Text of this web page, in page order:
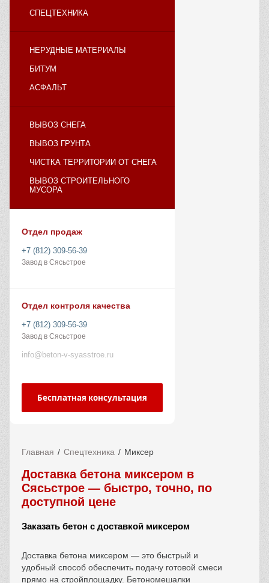
СПЕЦТЕХНИКА
НЕРУДНЫЕ МАТЕРИАЛЫ
БИТУМ
АСФАЛЬТ
ВЫВОЗ СНЕГА
ВЫВОЗ ГРУНТА
ЧИСТКА ТЕРРИТОРИИ ОТ СНЕГА
ВЫВОЗ СТРОИТЕЛЬНОГО
МУСОРА
Отдел продаж
+7 (812) 309-56-39
Завод в Сясьстрое
Отдел контроля качества
+7 (812) 309-56-39
Завод в Сясьстрое
info@beton-v-syasstroe.ru
Бесплатная консультация
Главная Спецтехника Миксер
Доставка бетона миксером в
Сясьстрое — быстро, точно, по
доступной цене
Заказать бетон с доставкой миксером
Доставка бетона миксером — это быстрый и
удобный способ обеспечить подачу готовой смеси
прямо на стройплощадку. Бетономешалки